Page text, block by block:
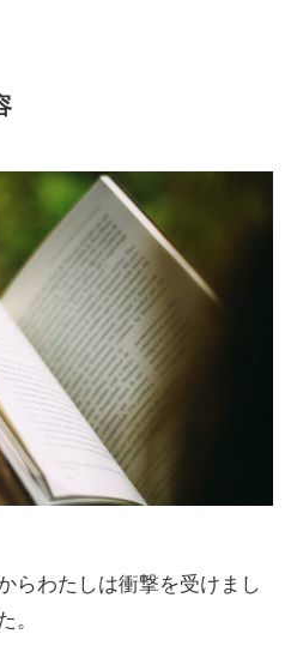
らわたしは衝撃を受けまし
。